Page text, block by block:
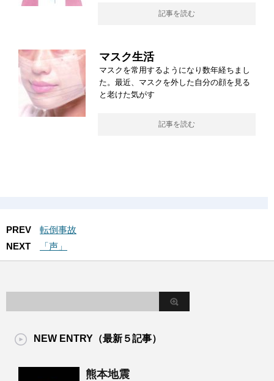
記事を読む
マスク生活
マスクを常用するようになり数年経ちまし
た。最近、マスクを外した自分の顔を見る
と老けた気がす
記事を読む
PREV
転倒事故
NEXT
「声」
NEW ENTRY（最新５記事）
熊本地震